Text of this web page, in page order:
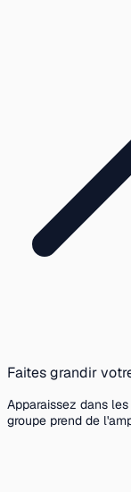
Faites grandir
Apparaissez dans
groupe prend de